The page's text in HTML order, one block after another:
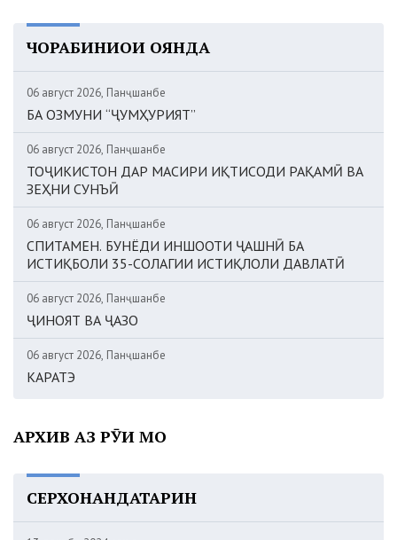
ЧОРАБИНИҲОИ ОЯНДА
06 август 2026, Панҷшанбе
БА ОЗМУНИ “ҶУМҲУРИЯТ”
06 август 2026, Панҷшанбе
ТОҶИКИСТОН ДАР МАСИРИ ИҚТИСОДИ РАҚАМӢ ВА
ЗЕҲНИ СУНЪӢ
06 август 2026, Панҷшанбе
СПИТАМЕН. БУНЁДИ ИНШООТИ ҶАШНӢ БА
ИСТИҚБОЛИ 35-СОЛАГИИ ИСТИҚЛОЛИ ДАВЛАТӢ
06 август 2026, Панҷшанбе
ҶИНОЯТ ВА ҶАЗО
06 август 2026, Панҷшанбе
КАРАТЭ
АРХИВ АЗ РӮИ МОҲ
СЕРХОНАНДАТАРИН